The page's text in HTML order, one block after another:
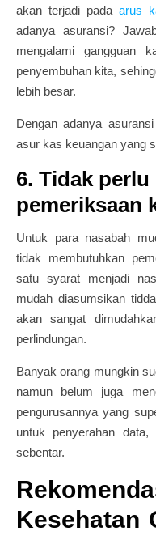
akan terjadi padaarus
adanya asuransi?
mengalami gangguan
penyembuhan kita,
lebih besar.
Dengan adanya
asur kas keuangan yang
6. Tidak
pemeriksaan
Untuk para nasabah
tidak membutuhkan
satu syarat menjadi
mudah diasumsikan
akan sangat
perlindungan.
Banyak orang mungkin
namun belum juga
pengurusannya yang
untuk penyerahan
sebentar.
Kesehatan